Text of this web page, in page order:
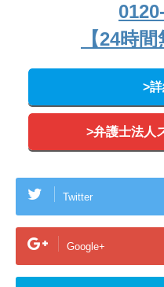
【24時
>
>弁護士法人
Twitter
Google+